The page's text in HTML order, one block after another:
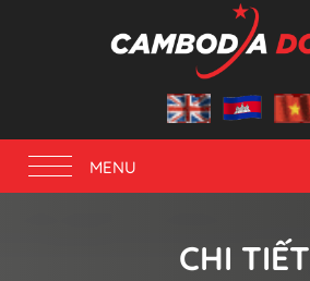
Toggle
navigation
MENU
CHI TIẾT